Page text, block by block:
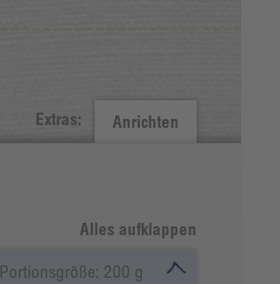
Extras: Anrichten
Alles aufklappen
Portionsgröße: 200 g